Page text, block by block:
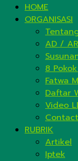
HOME
ORGANISASI
AD /
8
Fatwa
Daftar
Video
Contact
RUBRIK
Artikel
Iptek